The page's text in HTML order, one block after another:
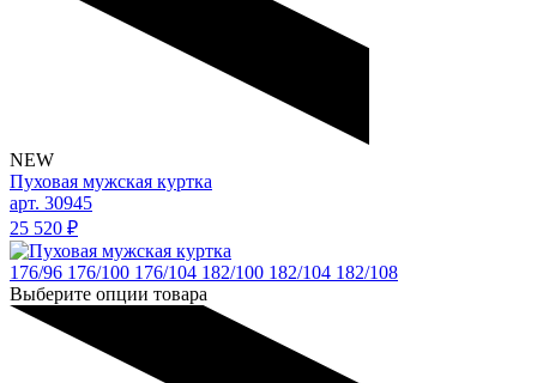
NEW
Пуховая мужская куртка
арт. 30945
25 520 ₽
176/96 176/100 176/104 182/100 182/104 182/108
Выберите опции товара